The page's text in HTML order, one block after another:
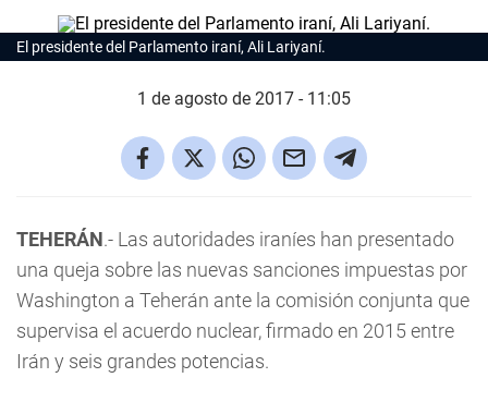
El presidente del Parlamento iraní, Ali Lariyaní.
1 de agosto de 2017 - 11:05
TEHERÁN.- Las autoridades iraníes han presentado
una queja sobre las nuevas sanciones impuestas por
Washington a Teherán ante la comisión conjunta que
supervisa el acuerdo nuclear, firmado en 2015 entre
Irán y seis grandes potencias.